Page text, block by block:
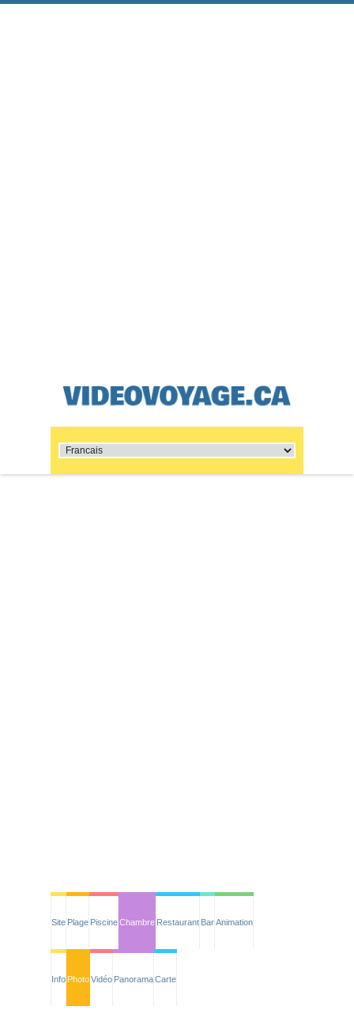
Site Plage PiscineChambre Restaurant BarAnimation
Info PhotoVidéo PanoramaCarte